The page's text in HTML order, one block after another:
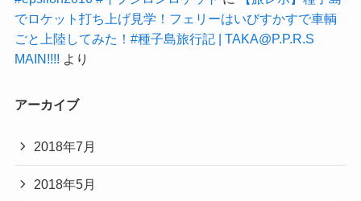
でロケット打ち上げ見学！フェリーはいびすかすで車輌
ごと上陸してみた！#種子島旅行記 | TAKA@P.P.R.S
MAIN!!!! より
アーカイブ
2018年7月
2018年5月